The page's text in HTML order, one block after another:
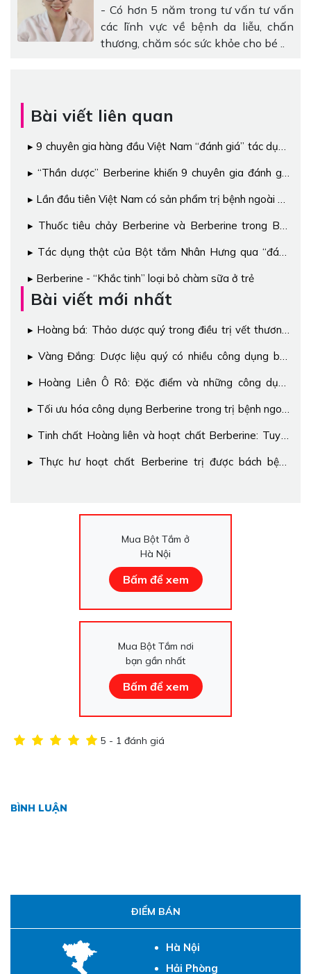
- Có hơn 5 năm trong tư vấn tư vấn
các lĩnh vực về bệnh da liễu, chấn
thương, chăm sóc sức khỏe cho bé ..
Bài viết liên quan
9 chuyên gia hàng đầu Việt Nam “đánh giá” tác dụng
“Thần dược” Berberine khiến 9 chuyên gia đánh giá
Lần đầu tiên Việt Nam có sản phẩm trị bệnh ngoài da
Thuốc tiêu chảy Berberine và Berberine trong Bột
Tác dụng thật của Bột tắm Nhân Hưng qua “đánh
Berberine - “Khắc tinh” loại bỏ chàm sữa ở trẻ
Bài viết mới nhất
Hoàng bá: Thảo dược quý trong điều trị vết thương,
Vàng Đắng: Dược liệu quý có nhiều công dụng bất
Hoàng Liên Ô Rô: Đặc điểm và những công dụng
Tối ưu hóa công dụng Berberine trong trị bệnh ngoài
Tinh chất Hoàng liên và hoạt chất Berberine: Tuy 2
Thực hư hoạt chất Berberine trị được bách bệnh
Mua Bột Tắm ở
Hà Nội
Bấm để xem
Mua Bột Tắm nơi
bạn gần nhất
Bấm để xem
5 - 1 đánh giá
BÌNH LUẬN
ĐIỂM BÁN
Hà Nội
Hải Phòng